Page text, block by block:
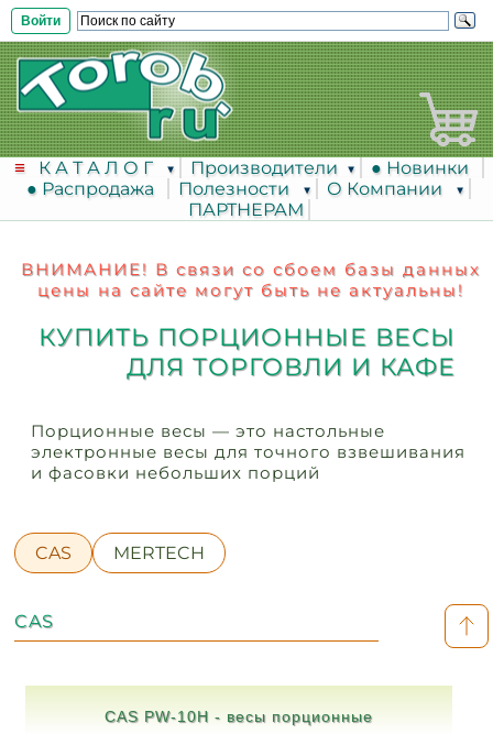
Войти
К А Т А Л О Г Производители
● Новинки
● Распродажа
Полезности
О Компании
ПАРТНЕРАМ
ВНИМАНИЕ! В связи со сбоем базы данных
цены на сайте могут быть не актуальны!
КУПИТЬ ПОРЦИОННЫЕ ВЕСЫ
ДЛЯ ТОРГОВЛИ И КАФЕ
Порционные весы — это настольные
электронные весы для точного взвешивания
и фасовки небольших порций
CAS MERTECH
CAS
CAS PW-10H - весы порционные